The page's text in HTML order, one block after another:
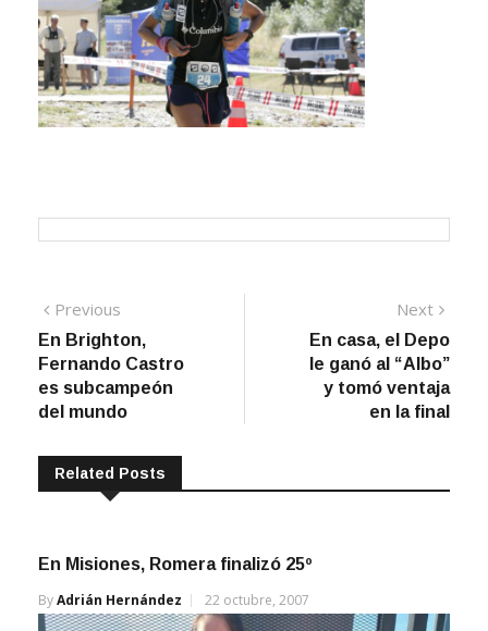
Navegación
de
entradas
Previous
post:
En Brighton,
Fernando Castro
es subcampeón
del mundo
Next
post:
En casa, el Depo
le ganó al “Albo”
y tomó ventaja
en la final
Related Posts
En Misiones, Romera finalizó 25º
ByAdrián Hernández 22 octubre, 2007